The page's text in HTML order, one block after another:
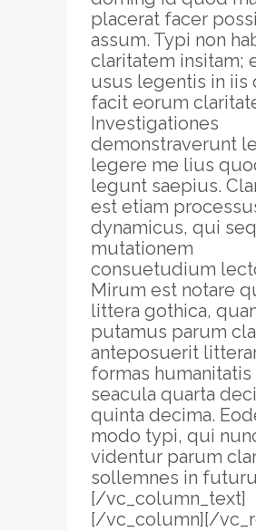
placerat facer
assum. Typi non
claritatem insitam;
usus legentis in iis
facit eorum
Investigationes
demonstraverunt
legere me lius
legunt saepius.
est etiam
dynamicus, qui
mutationem
consuetudium
Mirum est notare
littera gothica,
putamus parum
anteposuerit
formas
seacula quarta
quinta decima.
modo typi, qui
videntur parum
sollemnes in
[/vc_column_text]
[/vc_column][/